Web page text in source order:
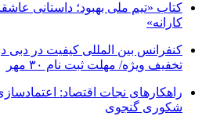
کتاب «تیم ملی بهبود؛ داستانی
کارانه»
تخفیف ویژه/ مهلت ثبت نام ۳۰ مهر
راهکارهای نجات اقتصاد:
شکوری گنجوی